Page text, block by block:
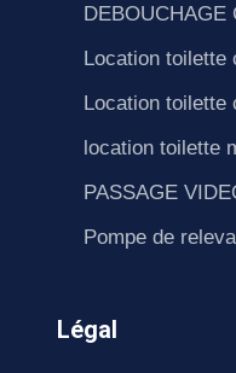
DEBOUCHAGE
Location toilette
Location toilette
location toilette
PASSAGE
Pompe de
Légal